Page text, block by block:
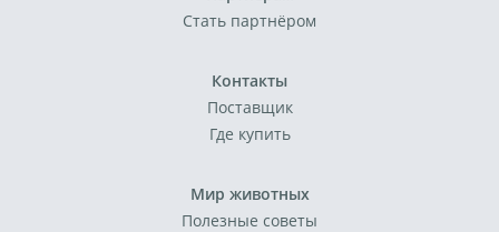
Стать партнёром
Контакты
Поставщик
Где купить
Мир животных
Полезные советы